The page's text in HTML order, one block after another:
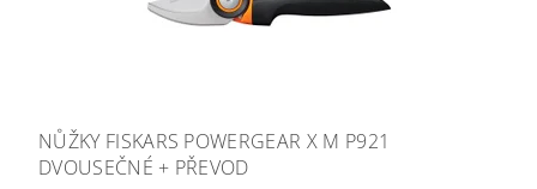
NŮŽKY FISKARS POWERGEAR X M P921
DVOUSEČNÉ + PŘEVOD